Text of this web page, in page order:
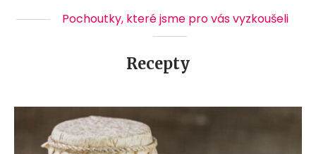
Pochoutky, které jsme pro vás vyzkoušeli
Recepty